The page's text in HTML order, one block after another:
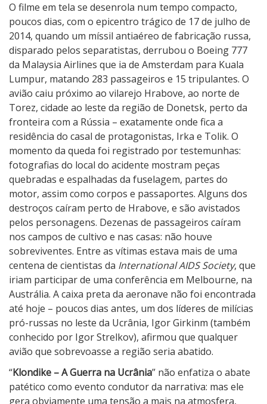
n
a
U
c
r
â
n
a
O filme em tela se desenrola num tempo compacto,
poucos dias, com o epicentro trágico de 17 de julho de
2014, quando um míssil antiaéreo de fabricação russa,
disparado pelos separatistas, derrubou o Boeing 777
da Malaysia Airlines que ia de Amsterdam para Kuala
Lumpur, matando 283 passageiros e 15 tripulantes. O
avião caiu próximo ao vilarejo Hrabove, ao norte de
Torez, cidade ao leste da região de Donetsk, perto da
fronteira com a Rússia – exatamente onde fica a
residência do casal de protagonistas, Irka e Tolik. O
momento da queda foi registrado por testemunhas:
fotografias do local do acidente mostram peças
quebradas e espalhadas da fuselagem, partes do
motor, assim como corpos e passaportes. Alguns dos
destroços caíram perto de Hrabove, e são avistados
pelos personagens. Dezenas de passageiros caíram
nos campos de cultivo e nas casas: não houve
sobreviventes. Entre as vítimas estava mais de uma
centena de cientistas da International AIDS Society, que
iriam participar de uma conferência em Melbourne, na
Austrália. A caixa preta da aeronave não foi encontrada
até hoje – poucos dias antes, um dos líderes de milícias
pró-russas no leste da Ucrânia, Igor Girkinm (também
conhecido por Igor Strelkov), afirmou que qualquer
avião que sobrevoasse a região seria abatido.
“Klondike – A Guerra na Ucrânia” não enfatiza o abate
patético como evento condutor da narrativa: mas ele
gera obviamente uma tensão a mais na atmosfera,